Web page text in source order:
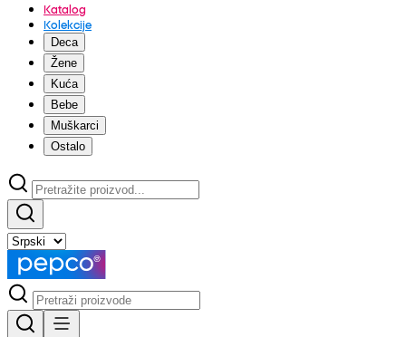
Katalog
Kolekcije
Deca
Žene
Kuća
Bebe
Muškarci
Ostalo